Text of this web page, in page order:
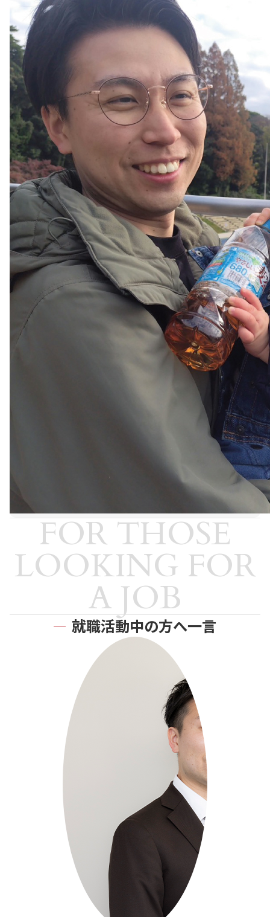
FOR THOSE
LOOKING FOR
A JOB
就職活動中の方へ一言